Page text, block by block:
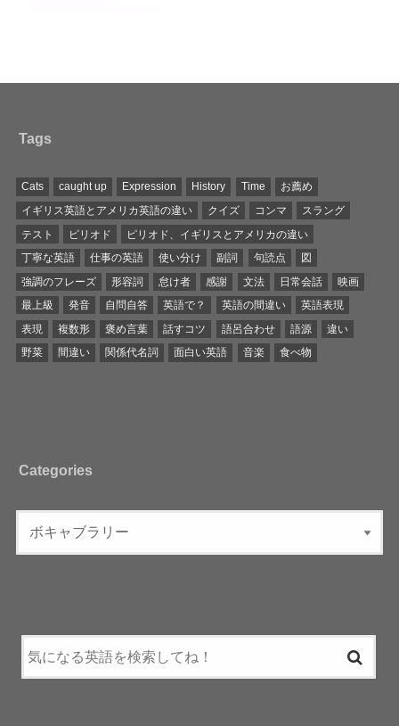
Tags
Cats caught up Expression History Time
お薦め
イギリス英語とアメリカ英語の違い
クイズ コンマ
スラング
テスト
ピリオド
ピリオド、イギリスとアメリカの違い
丁寧な英語
仕事の英語 使い分け 副詞 句読点
図
強調のフレーズ
形容詞 怠け者 感謝 文法 日常会話
映画
最上級
発音 自問自答 英語で？ 英語の間違い
英語表現
表現
複数形 褒め言葉 話すコツ 語呂合わせ 語源
違い
野菜
間違い 関係代名詞 面白い英語 音楽 食べ物
Categories